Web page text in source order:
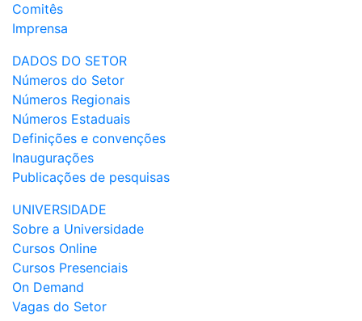
Comitês
Imprensa
DADOS DO SETOR
Números do Setor
Números Regionais
Números Estaduais
Definições e convenções
Inaugurações
Publicações de pesquisas
UNIVERSIDADE
Sobre a Universidade
Cursos Online
Cursos Presenciais
On Demand
Vagas do Setor